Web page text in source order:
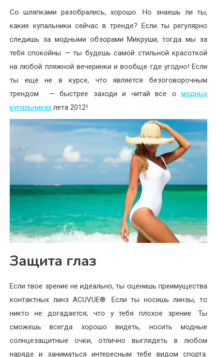
Со шляпками разобрались, хорошо. Но знаешь ли ты,
какие купальники сейчас в тренде? Если ты регулярно
следишь за модными обзорами Микруши, тогда мы за
тебя спокойны — ты будешь самой стильной красоткой
на любой пляжной вечеринки и вообще где угодно! Если
ты еще не в курсе, что является безоговорочным
трендом — быстрее заходи и читай все о модных
купальниках лета 2012!
Защита глаз
Если твое зрение не идеально, ты оценишь преимущества
контактных линз ACUVUE®. Если ты носишь линзы, то
никто не догадается, что у тебя плохое зрение. Ты
сможешь всегда хорошо видеть, носить модные
солнцезащитные очки, отлично выглядеть в любом
наряде и заниматься интересным тебе видом спорта.